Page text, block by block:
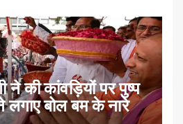
ने की कांवड़ियों पर पुष्प
लगाए बोल बम के नारे